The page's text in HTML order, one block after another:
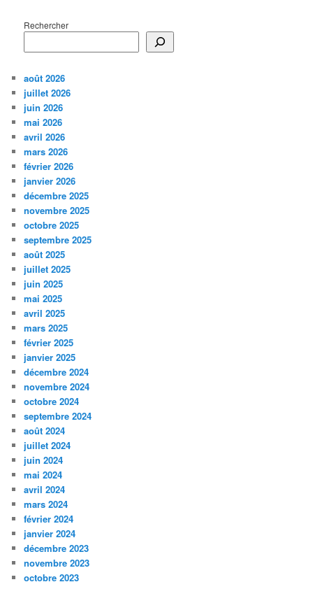
Rechercher
août 2026
juillet 2026
juin 2026
mai 2026
avril 2026
mars 2026
février 2026
janvier 2026
décembre 2025
novembre 2025
octobre 2025
septembre 2025
août 2025
juillet 2025
juin 2025
mai 2025
avril 2025
mars 2025
février 2025
janvier 2025
décembre 2024
novembre 2024
octobre 2024
septembre 2024
août 2024
juillet 2024
juin 2024
mai 2024
avril 2024
mars 2024
février 2024
janvier 2024
décembre 2023
novembre 2023
octobre 2023